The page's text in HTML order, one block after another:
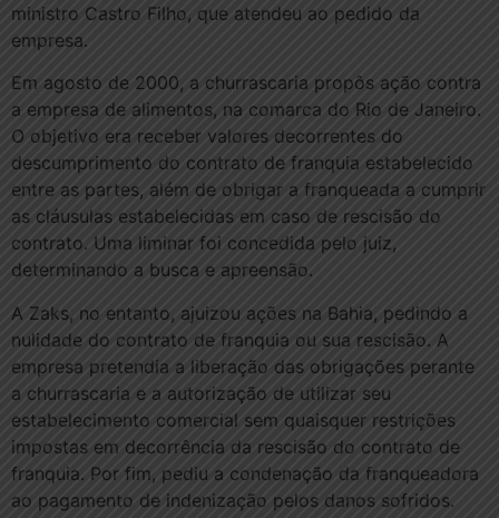
ministro Castro Filho, que atendeu ao pedido da
empresa.
Em agosto de 2000, a churrascaria propôs ação contra
a empresa de alimentos, na comarca do Rio de Janeiro.
O objetivo era receber valores decorrentes do
descumprimento do contrato de franquia estabelecido
entre as partes, além de obrigar a franqueada a cumprir
as cláusulas estabelecidas em caso de rescisão do
contrato. Uma liminar foi concedida pelo juiz,
determinando a busca e apreensão.
A Zaks, no entanto, ajuizou ações na Bahia, pedindo a
nulidade do contrato de franquia ou sua rescisão. A
empresa pretendia a liberação das obrigações perante
a churrascaria e a autorização de utilizar seu
estabelecimento comercial sem quaisquer restrições
impostas em decorrência da rescisão do contrato de
franquia. Por fim, pediu a condenação da franqueadora
ao pagamento de indenização pelos danos sofridos.